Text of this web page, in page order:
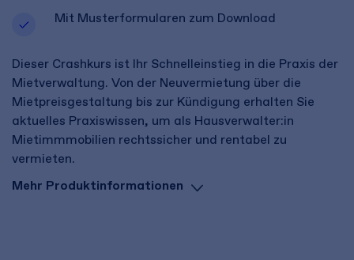
Mit Musterformularen zum Download
Dieser Crashkurs ist Ihr Schnelleinstieg in die Praxis der
Mietverwaltung. Von der Neuvermietung über die
Mietpreisgestaltung bis zur Kündigung erhalten Sie
aktuelles Praxiswissen, um als Hausverwalter:in
Mietimmmobilien rechtssicher und rentabel zu
vermieten.
Mehr Produktinformationen